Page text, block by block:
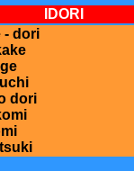
IDORI
- dori
dori